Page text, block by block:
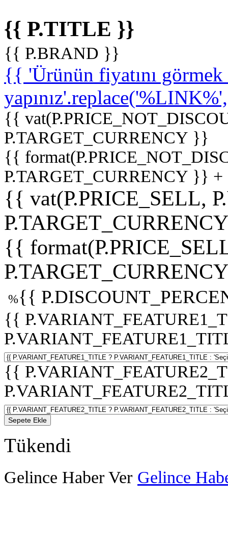
{{ P.TITLE }}
{{ P.BRAND }}
{{ 'Ürünün fiyatını
{{
P.TARGET_CURRENCY }}
{{
P.TARGET_CURRENCY }}
{{ vat(P.PRICE_SELL,
{{
%{{
{{
{{
Sepete Ekle
Tükendi
Gelince Haber Ver Gelince